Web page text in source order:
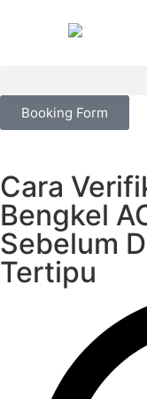
Booking Form
Cara
Bengkel
Sebelum
Tertipu